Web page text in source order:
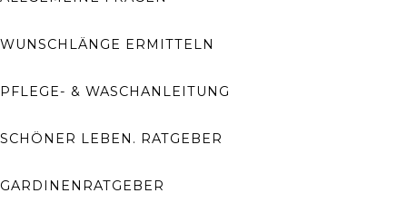
WUNSCHLÄNGE ERMITTELN
PFLEGE- & WASCHANLEITUNG
SCHÖNER LEBEN. RATGEBER
GARDINENRATGEBER